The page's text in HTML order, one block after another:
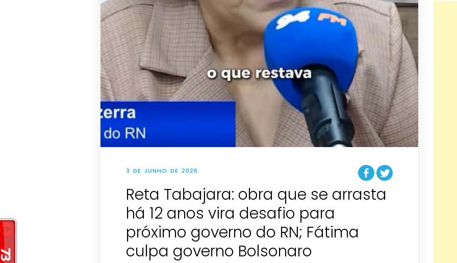
3 DE JUNHO DE 2026
Reta Tabajara: obra que se arrasta
há 12 anos vira desafio para
próximo governo do RN; Fátima
culpa governo Bolsonaro